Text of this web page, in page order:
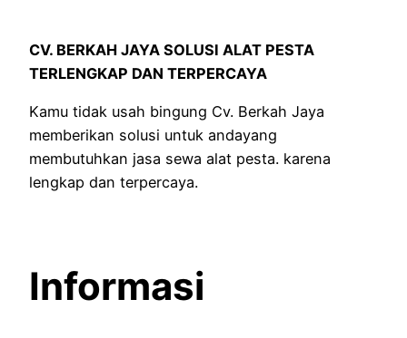
CV. BERKAH JAYA SOLUSI ALAT PESTA
TERLENGKAP DAN TERPERCAYA
Kamu tidak usah bingung Cv. Berkah Jaya
memberikan solusi untuk andayang
membutuhkan jasa sewa alat pesta. karena
lengkap dan terpercaya.
Informasi